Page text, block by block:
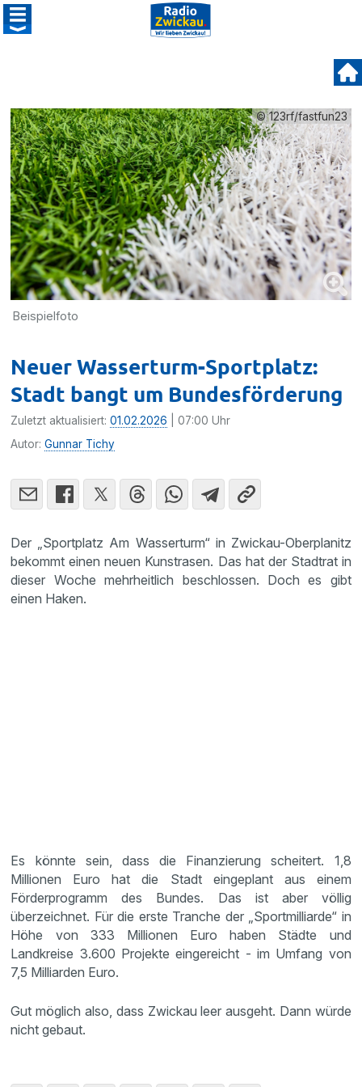
© 123rf/fastfun23
Beispielfoto
Neuer Wasserturm-Sportplatz:
Stadt bangt um Bundesförderung
Zuletzt aktualisiert:01.02.2026 | 07:00 Uhr
Autor:Gunnar Tichy
Der „Sportplatz Am Wasserturm“ in Zwickau-Oberplanitz
bekommt einen neuen Kunstrasen. Das hat der Stadtrat in
dieser Woche mehrheitlich beschlossen. Doch es gibt
einen Haken.
Es könnte sein, dass die Finanzierung scheitert. 1,8
Millionen Euro hat die Stadt eingeplant aus einem
Förderprogramm des Bundes. Das ist aber völlig
überzeichnet. Für die erste Tranche der „Sportmilliarde“ in
Höhe von 333 Millionen Euro haben Städte und
Landkreise 3.600 Projekte eingereicht - im Umfang von
7,5 Milliarden Euro.
Gut möglich also, dass Zwickau leer ausgeht. Dann würde
nicht gebaut.